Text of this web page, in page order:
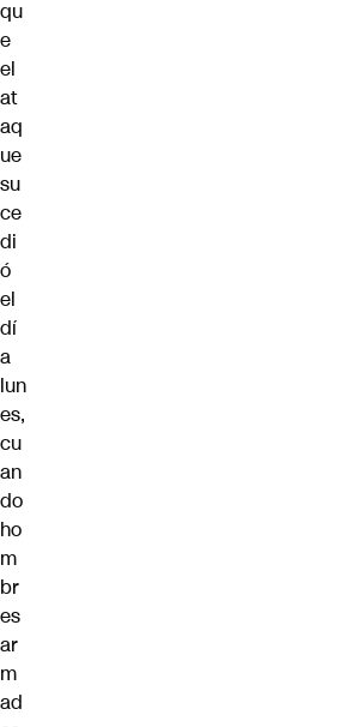
qu
e
el
at
aq
ue
su
ce
di
ó
el
dí
a
lun
es,
cu
an
do
ho
m
br
es
ar
m
ad